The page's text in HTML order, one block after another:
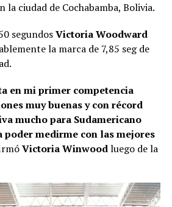
la ciudad de Cochabamba, Bolivia.
segundosVictoria Woodward
la marca de 7,85 seg de
en mi primer competencia
muy buenas y con récord
mucho para Sudamericano
poder medirme con las mejores
Victoria Winwoodluego de la